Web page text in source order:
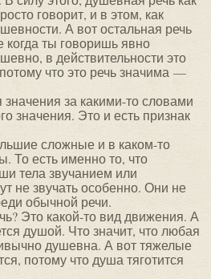
говорит, и в этом, как
А вот остальная речь
ты говоришь явно
в действительности это
что это речь значима —
за какими-то словами
значения. Это и есть признак
сложные и в каком-то
То есть именно то, что
тела звучанием или
не звучать особенно. Они не
обычной речи.
Это какой-то вид движения. А
душой. Что значит, что любая
душевна. А вот тяжелые
потому что душа тяготится